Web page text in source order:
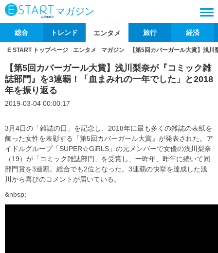
マガジン
総合 トレンド エンタメ 旅行 経済
E START トップページ エンタメ マガジン 【第5回カバーガール大賞】浅
【第5回カバーガール大賞】浅川梨奈が『コミック雑
誌部門』を3連覇！「血まみれの一年でした」と2018
年を振り返る
2019-03-04 00:00:17
3月4日の「雑誌の日」を記念し、2018年に最も多くの雑誌の表紙を
飾った女性を表彰する『第5回カバーガール大賞』が発表された。ア
イドルグループ「SUPER☆GiRLS」の元メンバーで女優の浅川梨奈
（19）が「コミック雑誌部門」を受賞し、一昨年、昨年に続いて同
部門賞を3連覇。総合でも2位となった。3連覇の快挙を達成した浅
川から喜びのコメントが届いている。
&nbsp;